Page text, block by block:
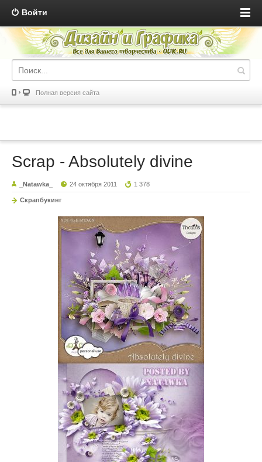
Войти
Полная версия сайта
Scrap - Absolutely divine
_Natawka_ 24 октября 2011 1 378
Скрапбукинг